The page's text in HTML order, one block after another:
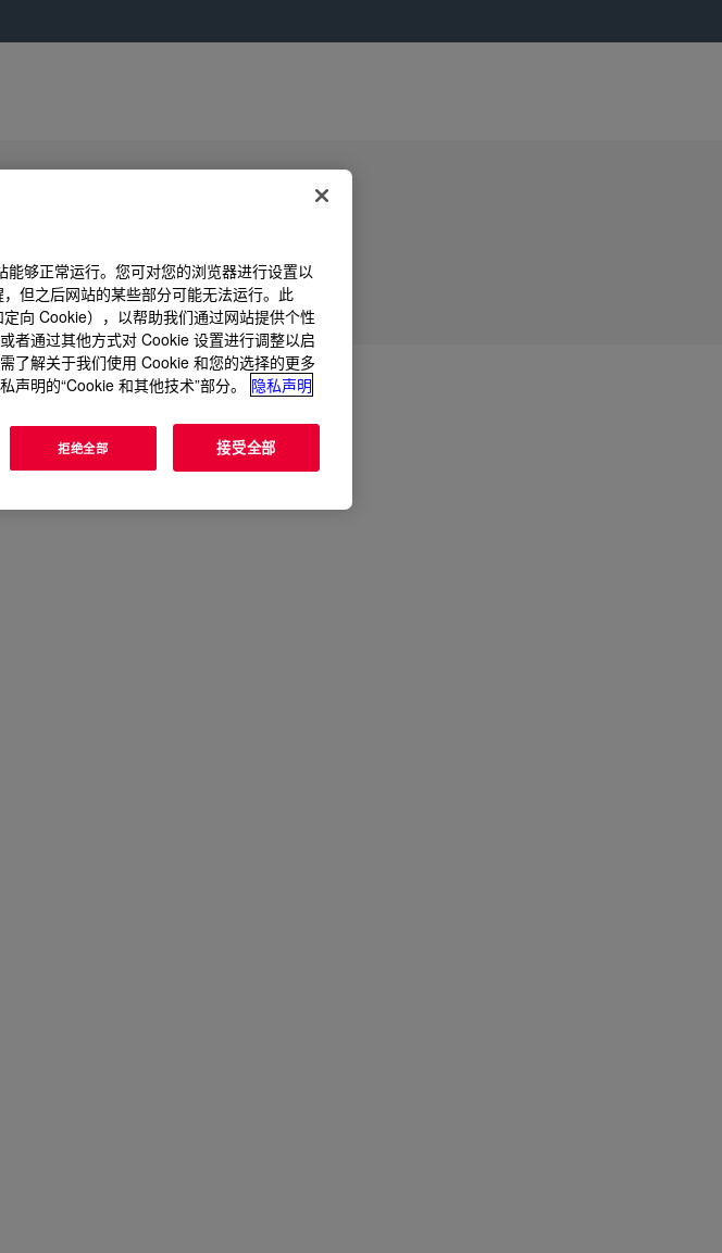
够正常运行。您可对您的浏览器进行设置以
但之后网站的某些部分可能无法运行。此
向 Cookie），以帮助我们通过网站提供个性
者通过其他方式对 Cookie 设置进行调整以启
了解关于我们使用 Cookie 和您的选择的更多
明的“Cookie 和其他技术”部分。
隐私声明
拒绝全部 接受全部